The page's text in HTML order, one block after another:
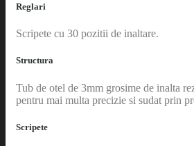
Reglari
Scripete cu 30 pozitii de inaltare.
Structura
Tub de otel de 3mm grosime de inalta
pentru mai multa precizie si sudat prin
Scripete